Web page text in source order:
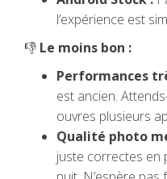
l’expérience est
👎 Le moins bon :
Performances
est ancien.
ouvres plusieurs
Qualité photo
juste correctes en